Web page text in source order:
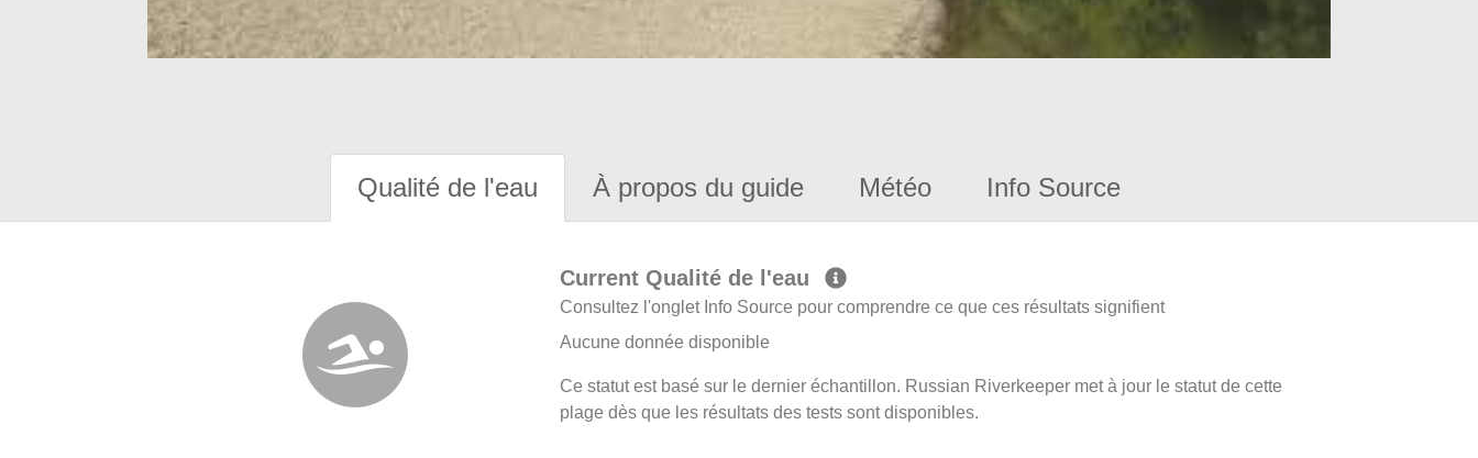
Qualité de l'eau À propos du guide Météo Info Source
Current Qualité de l'eau
Consultez l'onglet Info Source pour comprendre ce que ces résultats signifient
Aucune donnée disponible
Ce statut est basé sur le dernier échantillon. Russian Riverkeeper met à jour le statut de cette
plage dès que les résultats des tests sont disponibles.